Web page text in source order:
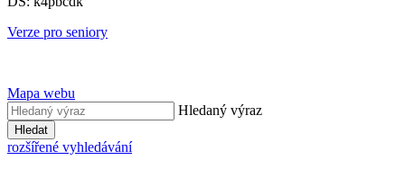
Verze pro seniory
Mapa webu
Hledaný výraz
Hledat
rozšířené vyhledávání